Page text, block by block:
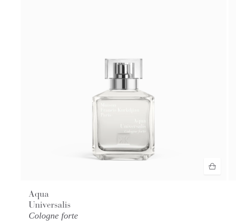
Aqua
Universalis
Cologne forte